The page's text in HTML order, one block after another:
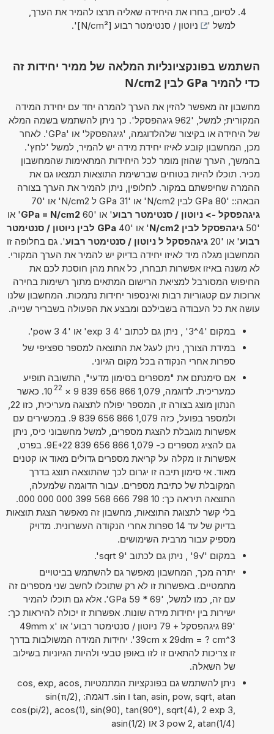
לסיום, בחרו את היחידה שאליה תרצו להמיר את הערך,
למשל '
ניוטון / סנטימטר רבוע [N/cm²] '.
השתמש בפונקציונליות המלאה של ממיר יחידות זה
כדי להמיר GPa לבין N/cm2
מחשבון זה מאפשר להזין את הערך להמרה יחד עם יחידת המידה
המקורית; למשל, '962 גיגהפסקל'. כך ניתן להשתמש בשמה המלא
של היחידה או בקיצור שלהלדוגמה, 'גיגהפסקל' או 'GPa'. לאחר
מכן, המחשבון קובע לאיזו יחידת מידה יש להמיר, למשל 'לחץ'.
בהמשך, הערך שהוזן מומר לכל היחידות המתאימות שהמחשבון
מכיר. תוכלו להיות בטוחים שברשימת התוצאות תמצאו גם את
ההמרה שחיפשתם במקור. לחלופין, ניתן להמיר את הערך בצורה
הבאה:: '80 GPa לבין N/cm2' או '31 GPa ל N/cm2' או '70
גיגהפסקל -> ניוטון / סנטימטר רבוע' או '60 GPa = N/cm2' או
'50
גיגהפסקל לבין N/cm2 ' או '40
GPa לבין ניוטון / סנטימטר
רבוע' או '20 גיגהפסקל ל ניוטון / סנטימטר רבוע'. גם בחלופה זו
המחשבון מגלה מיד לאיזו יחידה בדיוק יש להמיר את הערך המקורי.
לא משנה באיזו אפשרות תבחרו, כל אחת מהן חוסכת לכם את
החיפוש המסורבל למציאת הרישום המתאים מתוך רשימות בחירה
ארוכות עם קטגוריות רבות ואינספור יחידות נתמכות. המחשבון שלנו
עושה את כל העבודה בשבילכם ומבצע את הפעולה בשבריר שנייה.
במקום '4^3' , ניתן גם לכתוב '4 exp 3' או '4 pow 3'.
במידת הצורך, ניתן לעגל את התוצאה למספר ספציפי של
ספרות אחרי הנקודה בכל מקום הגיוני.
אם סימנתם את "מספרים בסימון מדעי", התשובה תופיע
כמעריכית. לדוגמה, 1,079 866 656 839 9
×
10 22
. כאשר
ולמספר בפועל, כזה 1,079 866 656 839 9. במכשירים עם
אפשרות מוגבלת להצגת מספרים, למשל מחשבוני כיס, ניתן
גם להציג מספרים כ- 1,079 866 656 839 9E+22. בפרט,
אפשרות זו מקלה על קריאת מספרים גדולים מאוד או קטנים
מאוד. אי סימון תיבה זו יגרום לכך שהתוצאה תוצג בדרך
המקובלת של כתיבת מספרים. עבור הדוגמה שלמעלה,
התוצאה תיראה כך: 10 798 666 568 399 000 000 000.
בלי קשר לתצוגת התוצאות, מחשבון זה מאפשר הצגת תוצאות
בדיוק של עד 14 ספרות אחרי הנקודה העשרונית. מדויק
מספיק עבור מרבית השימושים.
במקום '√9' , ניתן גם לכתוב 'sqrt 9'.
יתרה מכך, המחשבון מאפשר גם להשתמש בביטויים
מתמטיים. באפשרות זו לא רק שתוכלו לחשב שני מספרים זה
עם זה, כמו למשל, '69 * 59 GPa'. אלא גם תוכלו להמיר
ישירות בין יחידות מידה שונות. אפשרות זו יכולה להיראות כך:
'89 גיגהפסקל + 79 ניוטון / סנטימטר רבוע' או '49mm x
39cm x 29dm = ? cm^3'. יחידות המידה המשולבות בדרך
זו צריכות להתאים זו לזו באופן טבעי ולהיות הגיוניות בשילוב
של השאלה.
ניתן להשתמש גם בפונקציות המתמטיות cos, exp, acos,
tan, asin, pow, sqrt, atan ו sin. דוגמה: sin(π/2),
cos(pi/2), acos(1), sin(90), tan(90°), sqrt(4), 2 exp 3,
3 pow 2, atan(1/4) או asin(1/2)